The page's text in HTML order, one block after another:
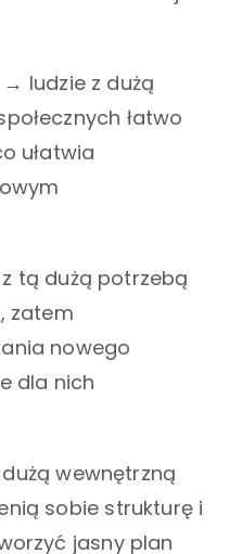
→ ludzie z dużą
łatwo
ułatwia
tą dużą potrzebą
zatem
nowego
dla nich
wewnętrzną
sobie strukturę i
jasny plan